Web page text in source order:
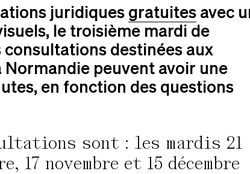
juridiques gratuites avec
le troisième mardi de
consultations destinées aux
Normandie peuvent avoir une
en fonction des questions
sont : les mardis 21
17 novembre et 15 décembre